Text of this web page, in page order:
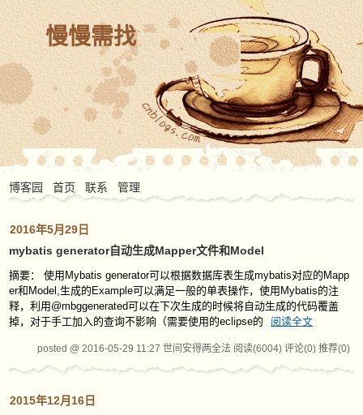
慢慢需找
博客园 首页 联系 管理
2016年5月29日
mybatis generator自动生成Mapper文件和Model
摘要： 使用Mybatis generator可以根据数据库表生成mybatis对应的Mapp
er和Model,生成的Example可以满足一般的单表操作，使用Mybatis的注
释，利用@mbggenerated可以在下次生成的时候将自动生成的代码覆盖
掉，对于手工加入的查询不影响（需要使用的eclipse的
阅读全文
posted @ 2016-05-29 11:27 世间安得两全法 阅读(6004) 评论(0) 推荐(0)
2015年12月16日